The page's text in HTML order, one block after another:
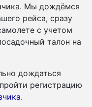
Мы дождёмся
рейса, сразу
с учетом
талон на
дождаться
регистрацию
.